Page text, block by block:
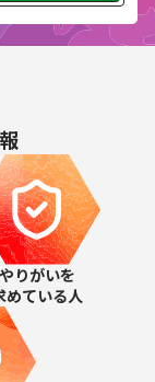
やりがいを
めている人